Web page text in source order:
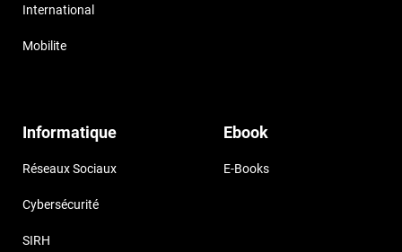
International
Mobilite
Informatique
Réseaux Sociaux
Cybersécurité
SIRH
Ebook
E-Books